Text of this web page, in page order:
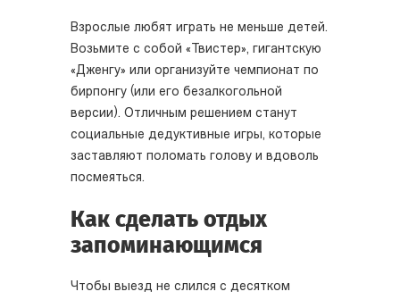
Взрослые любят играть не меньше детей.
Возьмите с собой «Твистер», гигантскую
«Дженгу» или организуйте чемпионат по
бирпонгу (или его безалкогольной
версии). Отличным решением станут
социальные дедуктивные игры, которые
заставляют поломать голову и вдоволь
посмеяться.
Как сделать отдых
запоминающимся
Чтобы выезд не слился с десятком